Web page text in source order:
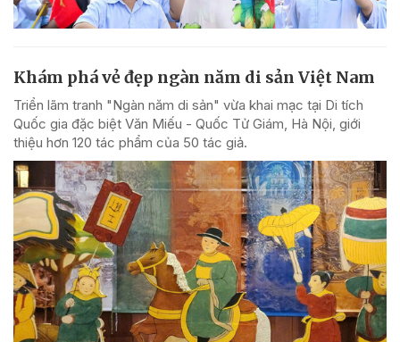
Khám phá vẻ đẹp ngàn năm di sản Việt Nam
Triển lãm tranh "Ngàn năm di sản" vừa khai mạc tại Di tích
Quốc gia đặc biệt Văn Miếu - Quốc Tử Giám, Hà Nội, giới
thiệu hơn 120 tác phẩm của 50 tác giả.